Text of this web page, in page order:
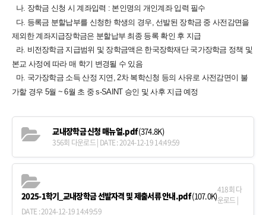
나. 장학금 신청 시 계좌입력 : 본인명의 개인계좌 입력 필수
다. 등록금 분할납부를 신청한 학생의 경우, 선발된 장학금 중 사전감면을
제외한 계좌지급장학금은 분할납부 최종 등록 확인 후 지급
라. 비전장학금 지급범위 및 장학금액은 한국장학재단 국가장학금 정책 및
본교 사정에 따라 매 학기 변경될 수 있음
마. 국가장학금 소득 산정 지연, 2차 복학신청 등의 사유로 사전감면이 불
가할 경우 5월 ~ 6월 초 중 s-SAINT 승인 및 사후 지급 예정
교내장학금 신청 매뉴얼.pdf(374.8K)
356회 다운로드 | DATE : 2024-12-19 14:49:59
2025-1학기_교내장학금 선발자격 및 제출서류 안내.pdf(107.0K)
418회 다
운로드 |
DATE : 2024-12-19 14:49:59